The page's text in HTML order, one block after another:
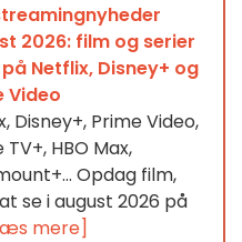
2026: film og serier
Netflix, Disney+ og
Video
Disney+, Prime Video,
HBO Max,
Opdag film,
se i august 2026 på
mere]